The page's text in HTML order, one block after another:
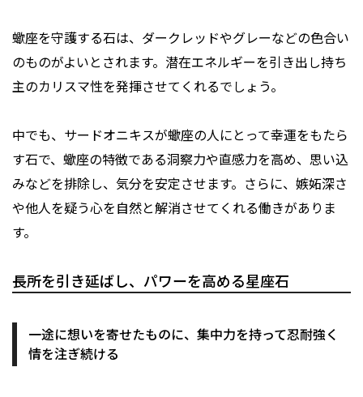
蠍座を守護する石は、ダークレッドやグレーなどの色合い
のものがよいとされます。潜在エネルギーを引き出し持ち
主のカリスマ性を発揮させてくれるでしょう。
中でも、サードオニキスが蠍座の人にとって幸運をもたら
す石で、蠍座の特徴である洞察力や直感力を高め、思い込
みなどを排除し、気分を安定させます。さらに、嫉妬深さ
や他人を疑う心を自然と解消させてくれる働きがありま
す。
長所を引き延ばし、パワーを高める星座石
一途に想いを寄せたものに、集中力を持って忍耐強く
情を注ぎ続ける